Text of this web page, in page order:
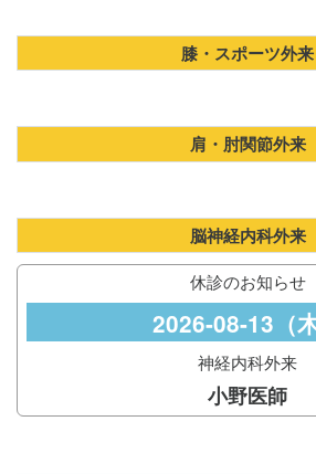
膝・スポーツ外来
肩・肘関節外来
脳神経内科外来
休診のお知らせ
2026-08-13（木
神経内科外来
小野医師